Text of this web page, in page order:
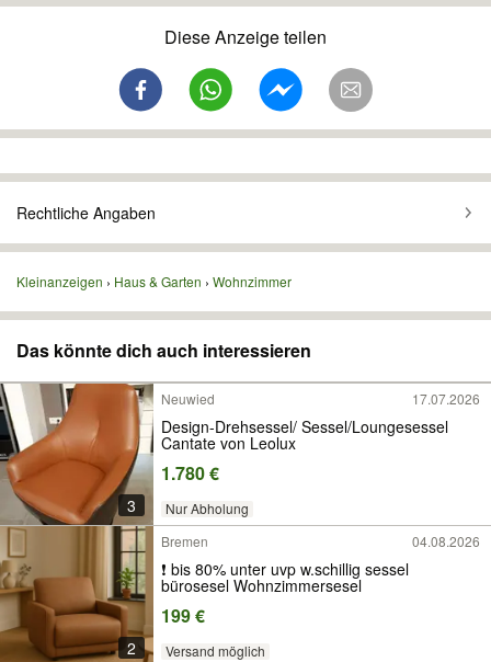
Diese Anzeige teilen
Rechtliche Angaben
Kleinanzeigen Haus & Garten Wohnzimmer
Das könnte dich auch interessieren
3
Neuwied 17.07.2026
Design-Drehsessel/ Sessel/Loungesessel
Cantate von Leolux
1.780 €
Nur Abholung
2
Bremen 04.08.2026
❗️ bis 80% unter uvp w.schillig sessel
bürosesel Wohnzimmersesel
199 €
Versand möglich